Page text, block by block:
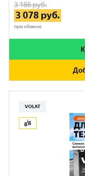
3 186руб.
3 078 руб.
при обмене
VOLAT